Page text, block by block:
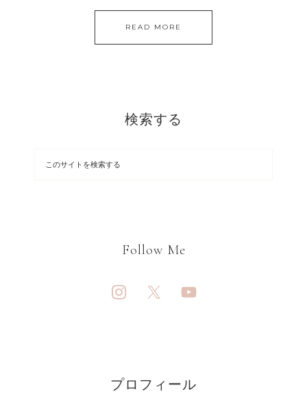
READ MORE
検索する
Follow Me
プロフィール